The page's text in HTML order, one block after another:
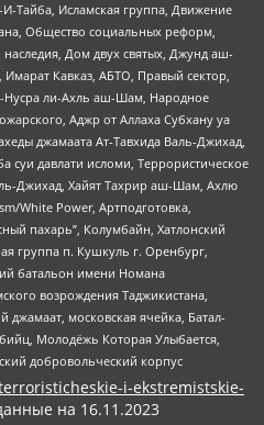
Тайба, Исламская группа, Движение
Общество социальных реформ,
Дом двух святых, Джунд аш-
Кавказ, АБТО, Правый сектор,
Нусра ли-Ахль аш-Шам, Народное
Аджр от Аллаха Субхану уа
джамаата Ат-Тавхида Валь-Джихад,
суи давлати исломи, Террористическое
Джихад, Хайят Тахрир аш-Шам, Ахлю
White Power, Артподготовка,
пахарь”, Колумбайн, Хатлонский
группа п. Кушкуль г. Оренбург,
батальон имени Номана
возрождения Таджикистана,
московская ячейка, Батал-
Молодёжь Которая Улыбается,
добровольческий корпус
i-ekstremistskie-
на 16.11.2023